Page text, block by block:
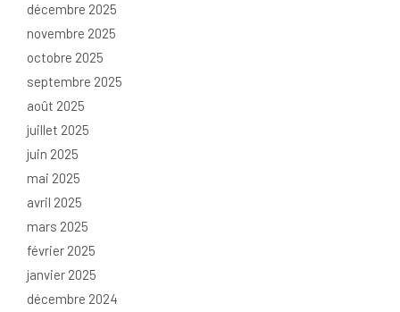
décembre 2025
novembre 2025
octobre 2025
septembre 2025
août 2025
juillet 2025
juin 2025
mai 2025
avril 2025
mars 2025
février 2025
janvier 2025
décembre 2024